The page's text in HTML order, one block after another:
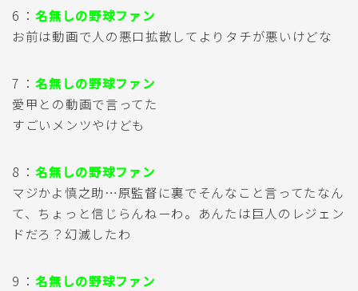
6 ：名無しの野球ファン
お前は動画で人の悪口拡散してよりタチが悪いけどな
7 ：名無しの野球ファン
愛甲との動画で言ってた
すごいメンツやけども
8 ：名無しの野球ファン
マジかよ慎之助…原監督に裏でそんなこと言ってたなん
て、ちょっと信じらんねーわ。あんたは巨人のレジェン
ドだろ？幻滅したわ
9 ：名無しの野球ファン